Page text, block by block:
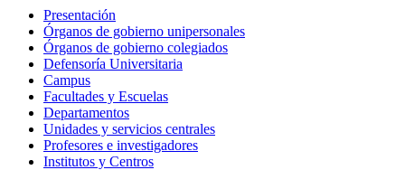
Presentación
Órganos de gobierno unipersonales
Órganos de gobierno colegiados
Defensoría Universitaria
Campus
Facultades y Escuelas
Departamentos
Unidades y servicios centrales
Profesores e investigadores
Institutos y Centros